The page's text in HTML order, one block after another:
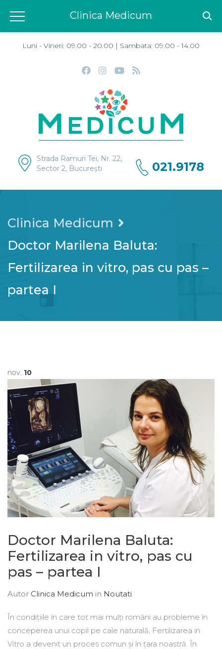
Luni - Vineri: 09.00 - 20.00 | Sambata: 09.00 - 14.00
Strada Ramuri Tei, Nr. 22,
Sector 2, București
021.9178
Clinica Medicum
Doctor Marilena Baluta:
Fertilizarea in vitro, pas cu pas –
partea I
nov. 10
Doctor Marilena Baluta:
Fertilizarea in vitro, pas cu
pas – partea I
Autor Clinica Medicum in Noutati
În condițiile în care tot mai mulți români au probleme în
conceperea unui copil pe cale naturală, Fertilizarea in
Vitro a devenit un proces comun și în țara noastră. În
Clinica Medicum